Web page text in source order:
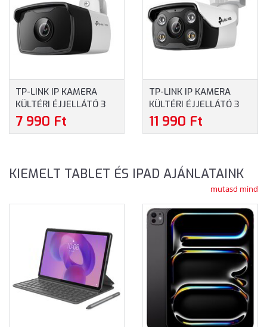
TP-LINK IP KAMERA
KÜLTÉRI ÉJJELLÁTÓ 3
MEGAPIXEL, 4MM
OBJEKTÍV, VIGI
7 990 Ft
TP-LINK IP KAMERA
KÜLTÉRI ÉJJELLÁTÓ 3
MP, 6MM OBJEKTÍV (VIGI
C330(6MM))
11 990 Ft
KIEMELT TABLET ÉS IPAD AJÁNLATAINK
mutasd mind